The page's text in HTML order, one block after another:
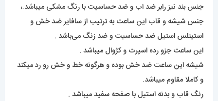
جنس بند نیز رابر ضد اب و ضد حساسیت با رنگ مشکی میباشد.،
جنس شیشه و قاب این ساعت به ترتیب از سافایر ضد خش و
استینلس استیل ضد حساسیت و ضد زنگ می‌باشد .
این ساعت جزو رده اسپرت و کژوال میباشد .
شیشه این ساعت ضد خش بوده و هرگونه خط و خش رو رد میکند
و کاملا مقاوم میباشد.
رنگ قاب و بدنه استیل با صفحه سفید میباشد .